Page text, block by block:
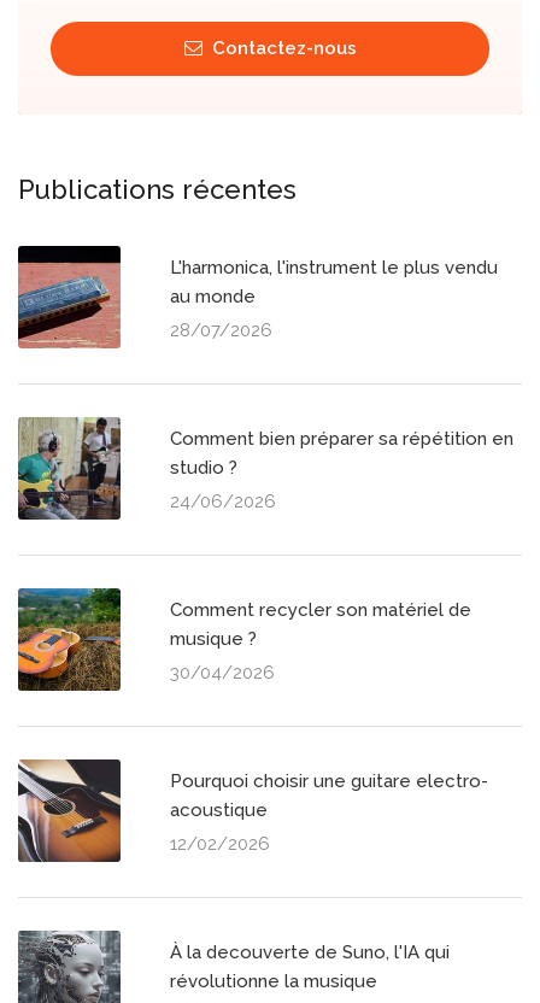
Contactez-nous
Publications récentes
L'harmonica, l'instrument le plus vendu
au monde
28/07/2026
Comment bien préparer sa répétition en
studio ?
24/06/2026
Comment recycler son matériel de
musique ?
30/04/2026
Pourquoi choisir une guitare electro-
acoustique
12/02/2026
À la decouverte de Suno, l'IA qui
révolutionne la musique